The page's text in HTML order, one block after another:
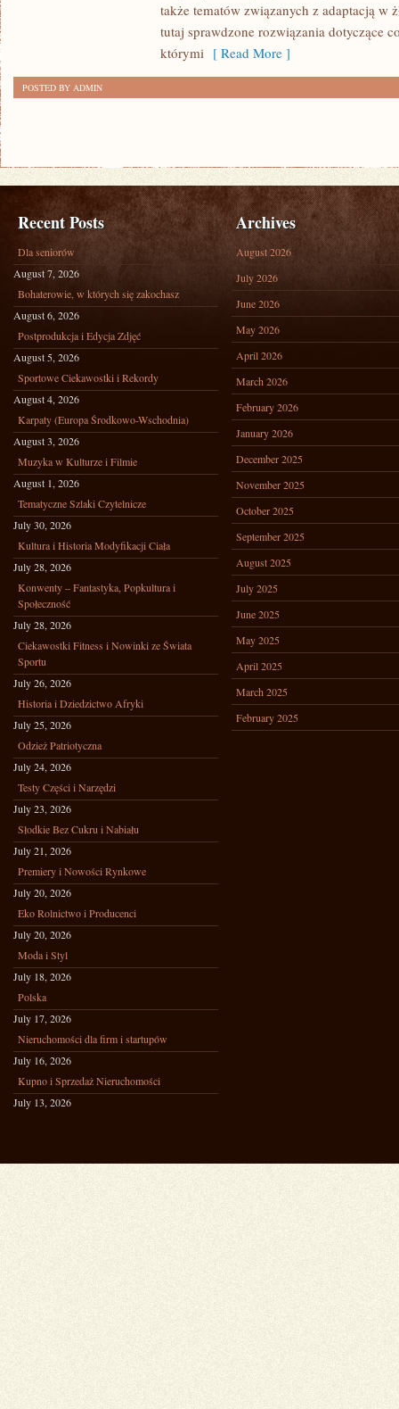
także tematów związanych z adaptacją w
tutaj sprawdzone rozwiązania dotyczące
którymi [ Read More ]
POSTED BY ADMIN
Recent Posts
Dla seniorów
August 7, 2026
Bohaterowie, w których się zakochasz
August 6, 2026
Postprodukcja i Edycja Zdjęć
August 5, 2026
Sportowe Ciekawostki i Rekordy
August 4, 2026
Karpaty (Europa Środkowo-Wschodnia)
August 3, 2026
Muzyka w Kulturze i Filmie
August 1, 2026
Tematyczne Szlaki Czytelnicze
July 30, 2026
Kultura i Historia Modyfikacji Ciała
July 28, 2026
Konwenty – Fantastyka, Popkultura i
Społeczność
July 28, 2026
Ciekawostki Fitness i Nowinki ze Świata
Sportu
July 26, 2026
Historia i Dziedzictwo Afryki
July 25, 2026
Odzież Patriotyczna
July 24, 2026
Testy Części i Narzędzi
July 23, 2026
Słodkie Bez Cukru i Nabiału
July 21, 2026
Premiery i Nowości Rynkowe
July 20, 2026
Eko Rolnictwo i Producenci
July 20, 2026
Moda i Styl
July 18, 2026
Polska
July 17, 2026
Nieruchomości dla firm i startupów
July 16, 2026
Kupno i Sprzedaż Nieruchomości
July 13, 2026
Archives
August 2026
July 2026
June 2026
May 2026
April 2026
March 2026
February 2026
January 2026
December 2025
November 2025
October 2025
September 2025
August 2025
July 2025
June 2025
May 2025
April 2025
March 2025
February 2025